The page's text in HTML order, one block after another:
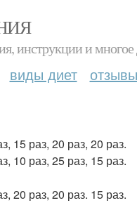
инструкции и многое
виды диет отзывы
15 раз, 20 раз, 20 раз.
10 раз, 25 раз, 15 раз.
20 раз, 20 раз. 15 раз.